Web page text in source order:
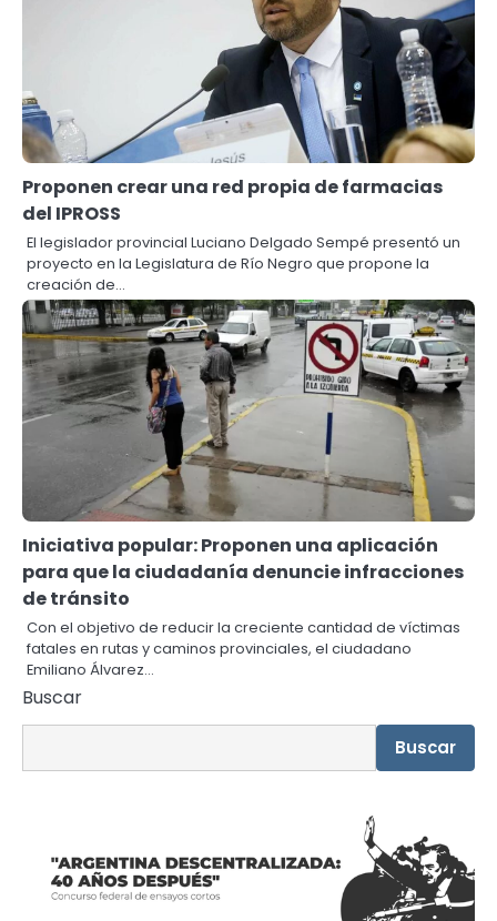
Proponen crear una red propia de farmacias
del IPROSS
El legislador provincial Luciano Delgado Sempé presentó un
proyecto en la Legislatura de Río Negro que propone la
creación de…
Iniciativa popular: Proponen una aplicación
para que la ciudadanía denuncie infracciones
de tránsito
Con el objetivo de reducir la creciente cantidad de víctimas
fatales en rutas y caminos provinciales, el ciudadano
Emiliano Álvarez…
Buscar
Buscar